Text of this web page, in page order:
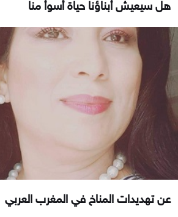
عن تهديدات المناخ في المغرب العربي